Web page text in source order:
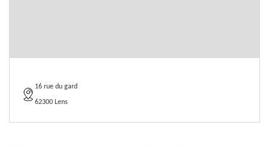
16 rue du gard
62300 Lens